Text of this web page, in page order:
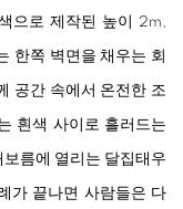
으로 제작된 높이 2m,
한쪽 벽면을 채우는 회
공간 속에서 온전한 조
흰색 사이로 흘러드는
름에 열리는 달집태우
가 끝나면 사람들은 다